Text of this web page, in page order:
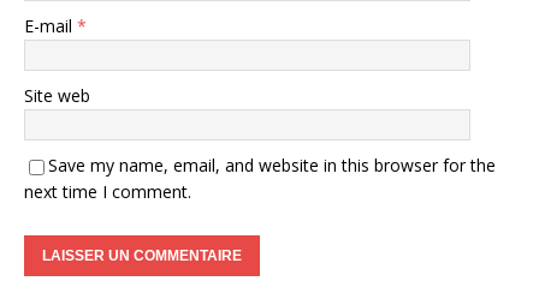
E-mail *
Site web
Save my name, email, and website in this browser for the
next time I comment.